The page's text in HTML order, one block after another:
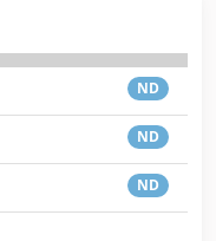
ND
ND
ND